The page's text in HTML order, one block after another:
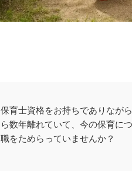
保育士資格をお持ちでありなが
ら数年離れていて、今の保育に
職をためらっていませんか？